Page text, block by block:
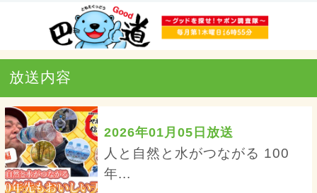
放送内容
2026年01月05日放送
人と自然と水がつながる 100
年...